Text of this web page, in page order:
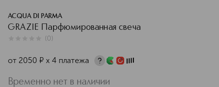
ACQUA DI PARMA
GRAZIE Парфюмированная свеча
(0)
от 2050 ¤ х 4 платежа
Временно нет в наличии